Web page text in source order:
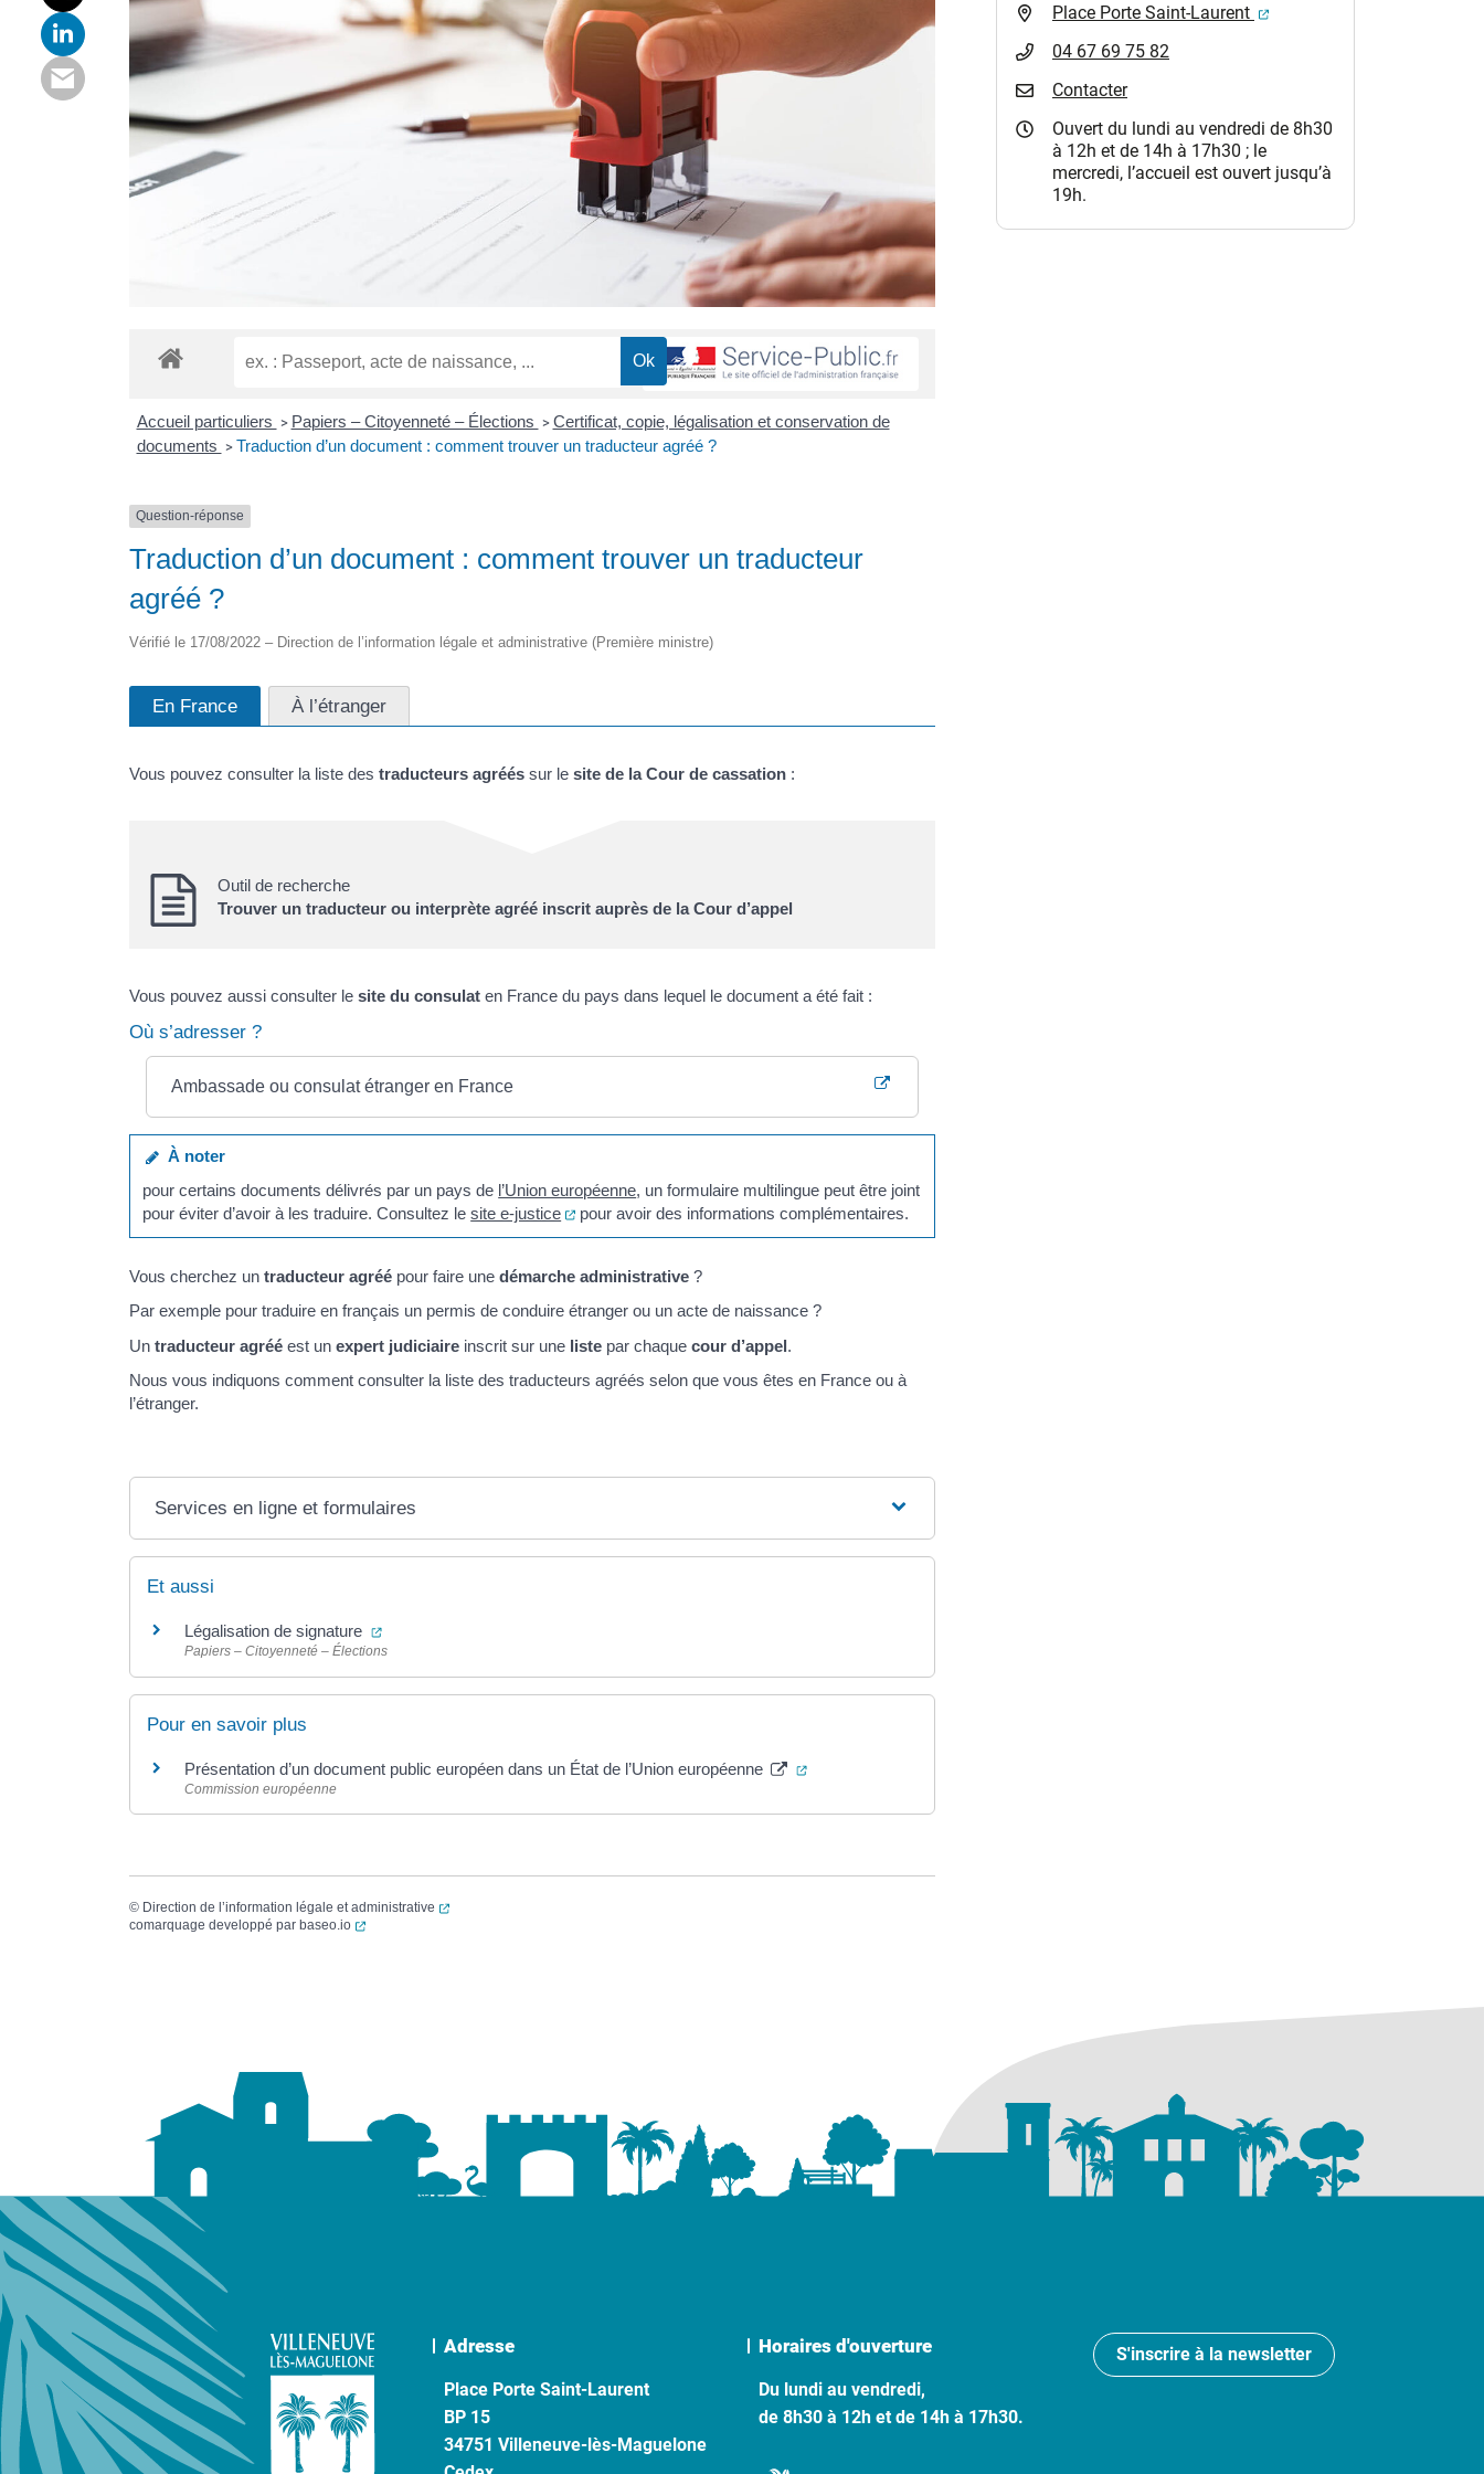
Accueil particuliers > Papiers – Citoyenneté – Élections > Certificat, copie, légalisation et conservation de
documents > Traduction d’un document : comment trouver un traducteur agréé ?
Question-réponse
Traduction d’un document : comment trouver un traducteur
agréé ?
Vérifié le 17/08/2022 – Direction de l’information légale et administrative (Première ministre)
En France À l’étranger
Vous pouvez consulter la liste des traducteurs agréés sur le site de la Cour de cassation :
Outil de recherche
Trouver un traducteur ou interprète agréé inscrit auprès de la Cour d’appel
Vous pouvez aussi consulter le site du consulat en France du pays dans lequel le document a été fait :
Où s’adresser ?
Ambassade ou consulat étranger en France
À noter
pour certains documents délivrés par un pays de l’Union européenne, un formulaire multilingue peut être joint
pour éviter d’avoir à les traduire. Consultez lesite e-justice (ouverture dans un nouvel onglet)
pour avoir des informations complémentaires.
Vous cherchez un traducteur agréé pour faire une démarche administrative ?
Par exemple pour traduire en français un permis de conduire étranger ou un acte de naissance ?
Un traducteur agréé est un expert judiciaire inscrit sur une liste par chaque cour d’appel.
Nous vous indiquons comment consulter la liste des traducteurs agréés selon que vous êtes en France ou à
l’étranger.
Services en ligne et formulaires
Et aussi
Légalisation de signature (ouverture dans un nouvel onglet)
Papiers – Citoyenneté – Élections
Pour en savoir plus
Présentation d’un document public européen dans un État de l’Union européenne (ouverture dans un nouvel onglet)
Commission européenne
© Direction de l’information légale et administrative
(ouverture dans un nouvel onglet)
comarquage developpé par baseo.io (ouverture dans un nouvel onglet)
Place Porte Saint-Laurent
(ouverture dans un nouvel
04 67 69 75 82
Contacter
Ouvert du lundi au vendredi de 8h30
à 12h et de 14h à 17h30 ; le
mercredi, l’accueil est ouvert jusqu’à
19h.
Adresse
Place Porte Saint-Laurent
BP 15
34751 Villeneuve-lès-Maguelone
Horaires d'ouverture
Du lundi au vendredi,
de 8h30 à 12h et de 14h à 17h30.
S'inscrire à la newsletter